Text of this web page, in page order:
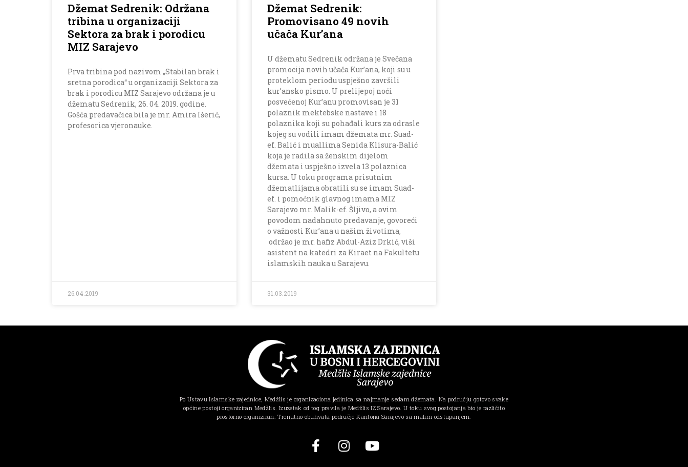
Džemat Sedrenik: Održana
tribina u organizaciji
Sektora za brak i porodicu
MIZ Sarajevo
Prva tribina pod nazivom „Stabilan brak i
sretna porodica“ u organizaciji Sektora za
brak i porodicu MIZ Sarajevo održana je u
džematu Sedrenik, 26. 04. 2019. godine.
Gošća predavačica bila je mr. Amira Išerić,
profesorica vjeronauke.
26.04.2019
Džemat Sedrenik:
Promovisano 49 novih
učača Kur’ana
U džematu Sedrenik održana je Svečana
promocija novih učača Kur’ana, koji su u
proteklom periodu uspješno završili
kur’ansko pismo. U prelijepoj noći
posvećenoj Kur’anu promovisan je 31
polaznik mektebske nastave i 18
polaznika koji su pohađali kurs za odrasle
kojeg su vodili imam džemata mr. Suad-
ef. Balić i muallima Senida Klisura-Balić
koja je radila sa ženskim dijelom
džemata i uspješno izvela 13 polaznica
kursa. U toku programa prisutnim
džematlijama obratili su se imam Suad-
ef. i pomoćnik glavnog imama MIZ
Sarajevo mr. Malik-ef. Šljivo, a ovim
povodom nadahnuto predavanje, govoreći
o važnosti Kur’ana u našim životima,
održao je mr. hafiz Abdul-Aziz Drkić, viši
asistent na katedri za Kiraet na Fakultetu
islamskih nauka u Sarajevu.
31.03.2019
Po Ustavu Islamske zajednice, Medžlis je organizaciona jedinica sa najmanje sedam džemata. Na području gotovo svake
općine postoji organiziran Medžlis. Izuzetak od tog pravila je Medžlis IZ Sarajevo. U toku svog postojanja bio je različito
prostorno organiziran. Trenutno obuhvata područje Kantona Sarajevo sa malim odstupanjem.